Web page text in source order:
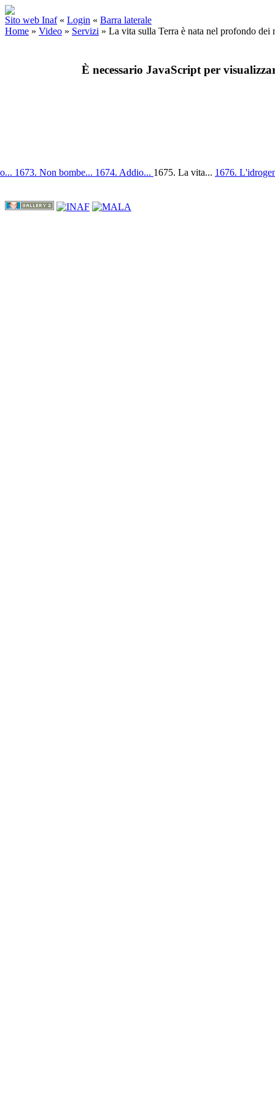
Sito web Inaf « Login « Barra laterale
Home » Video » Servizi » La vita sulla Terra è nata nel profondo dei
È necessario JavaScript per
1673. Non bombe... 1674. Addio... 1675. La vita... 1676.